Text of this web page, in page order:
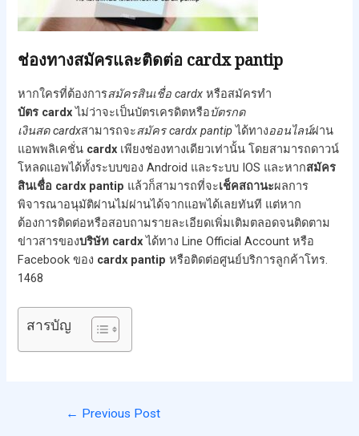
ช่องทางสมัครและติดต่อ cardx pantip
หากใครที่ต้องการสมัครสินเชื่อ cardx หรือสมัครทำ
บัตร cardxไม่ว่าจะเป็นบัตรเครดิตหรือบัตรกด
เงินสดcardxสามารถจะสมัคร cardx pantipได้ทางออนไลน์ผ่าน
แอพพลิเคชั่น cardx เพียงช่องทางเดียวเท่านั้น โดยสามารถดาวน์
โหลดแอพได้ทั้งระบบของ Android และระบบ IOS และหากสมัคร
สินเชื่อ cardx pantip แล้วก็สามารถที่จะเช็คสถานะผลการ
พิจารณาอนุมัติผ่านไม่ผ่านได้จากแอพได้เลยทันที แต่หาก
ต้องการติดต่อหรือสอบถามรายละเอียดเพิ่มเติมตลอดจนติดตาม
ข่าวสารของบริษัท cardxได้ทาง Line Official Account หรือ
Facebook ของ cardx pantip หรือติดต่อศูนย์บริการลูกค้าโทร.
1468
สารบัญ
← Previous Post